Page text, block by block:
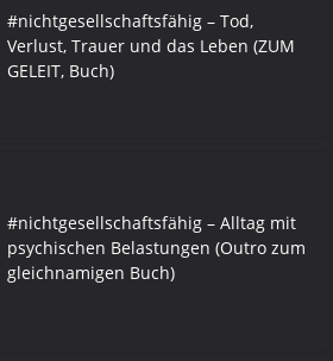
#nichtgesellschaftsfähig – Tod,
Verlust, Trauer und das Leben (ZUM
GELEIT, Buch)
#nichtgesellschaftsfähig – Alltag mit
psychischen Belastungen (Outro zum
gleichnamigen Buch)